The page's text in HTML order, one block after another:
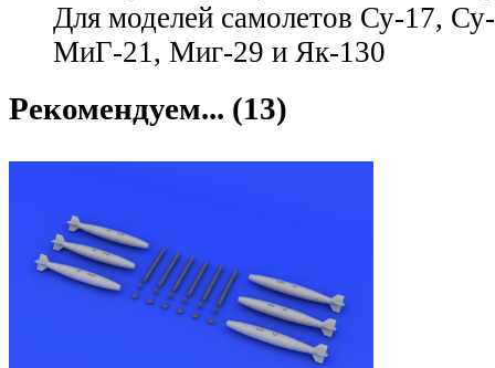
Для моделей самолетов Су-17,
МиГ-21, Миг-29 и Як-130
Рекомендуем... (13)